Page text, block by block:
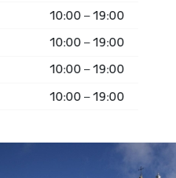
10:00 – 19:00
10:00 – 19:00
10:00 – 19:00
10:00 – 19:00